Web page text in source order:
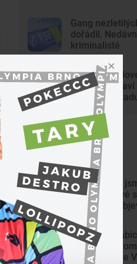
Gang
dořádil.
kriminalisté
Mladí
Marsu na
zařídila
Nejnovější články
Tak detailně
neviděli. Nové
průlomový
Z šedých
Výtvarníci
trafostanic ve